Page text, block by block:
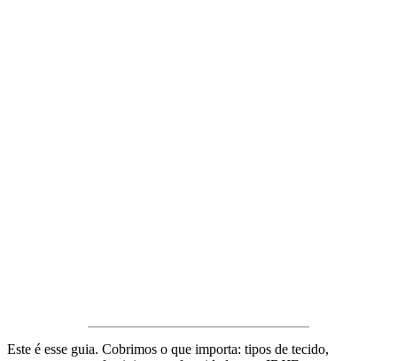
Este é esse guia. Cobrimos o que importa: tipos de tecido,